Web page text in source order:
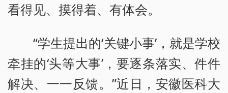
看得见、摸得着、有体会。
“学生提出的‘关键小事’，就是学校
牵挂的‘头等大事’，要逐条落实、件件
解决、一一反馈。”近日，安徽医科大